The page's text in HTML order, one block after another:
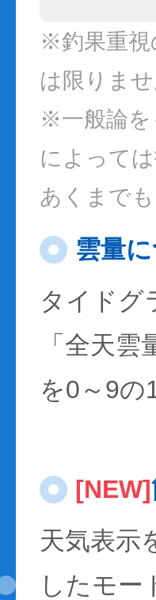
※釣果重視
は限りま
※一般論を
によって
あくまで
雲量
タイドグ
「全天
を0～9の
[NEW]
天気表示
したモー